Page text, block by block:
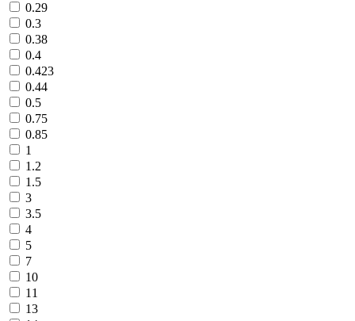
0.29
0.3
0.38
0.4
0.423
0.44
0.5
0.75
0.85
1
1.2
1.5
3
3.5
4
5
7
10
11
13